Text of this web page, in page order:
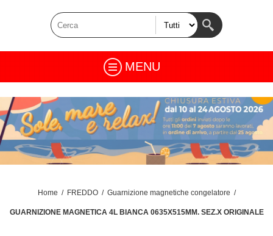
MENU
Home / FREDDO / Guarnizione magnetiche congelatore /
GUARNIZIONE MAGNETICA 4L BIANCA 0635X515MM. SEZ.X ORIGINALE